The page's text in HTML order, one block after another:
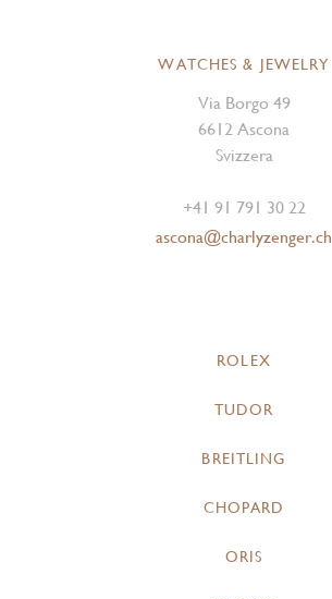
WATCHES & JEWELRY
Via Borgo 49
6612 Ascona
Svizzera
+41 91 791 30 22
ascona@charlyzenger.ch
ROLEX
TUDOR
BREITLING
CHOPARD
ORIS